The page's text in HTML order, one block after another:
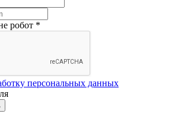
робот *
персональных данных